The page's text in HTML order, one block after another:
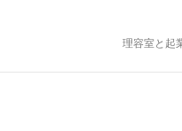
理容室と起